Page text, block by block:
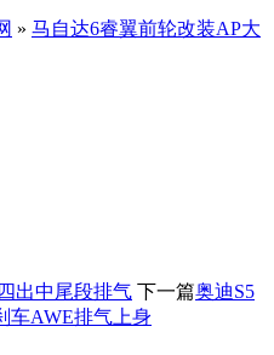
» 马自达6睿翼前轮改装AP大
出中尾段排气 下一篇奥迪S5
车AWE排气上身